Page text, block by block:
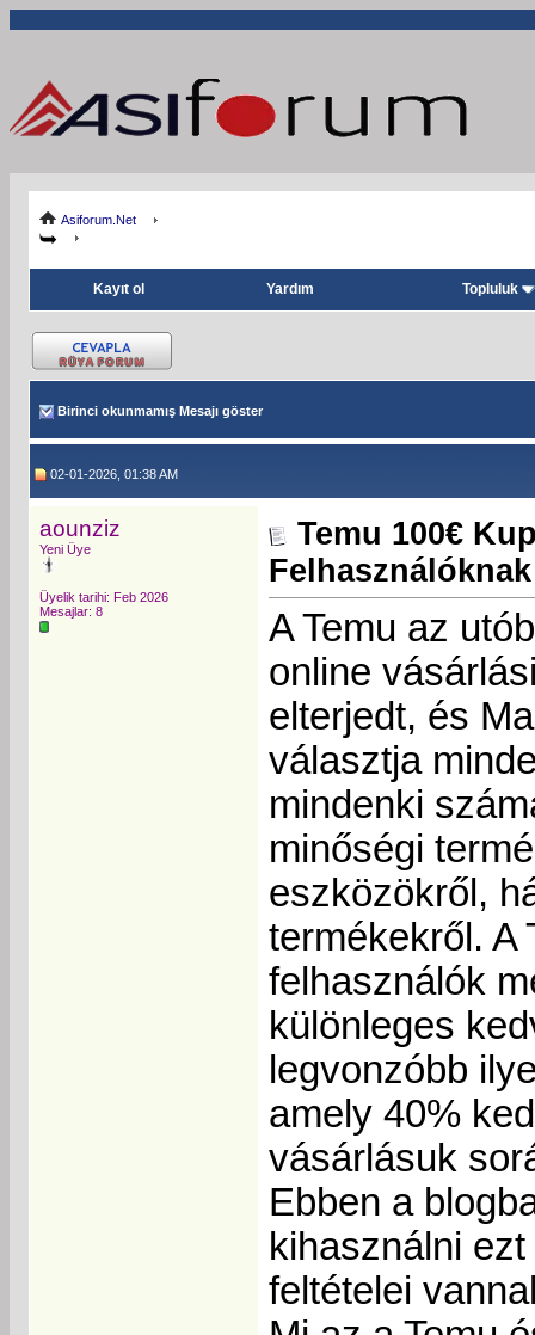
Asiforum.Net
Kayıt ol Yardım Topluluk
Birinci okunmamış Mesajı göster
02-01-2026, 01:38 AM
aounziz
Yeni Üye
Üyelik tarihi: Feb 2026
Mesajlar: 8
Temu 100€
Felhasználóknak
A Temu az
online
elterjedt, és
választja
mindenki
minőségi
eszközökről,
termékekről. A
felhasználók
különleges
legvonzóbb
amely 40%
vásárlásuk
Ebben a
kihasználni
feltételei